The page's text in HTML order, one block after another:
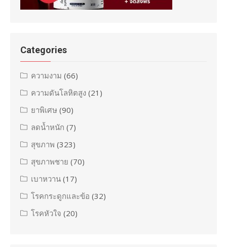
Categories
ความงาม (66)
ความดันโลหิตสูง (21)
ยาพิเศษ (90)
ลดน้ำหนัก (7)
สุขภาพ (323)
สุขภาพชาย (70)
เบาหวาน (17)
โรคกระดูกและข้อ (32)
โรคหัวใจ (20)